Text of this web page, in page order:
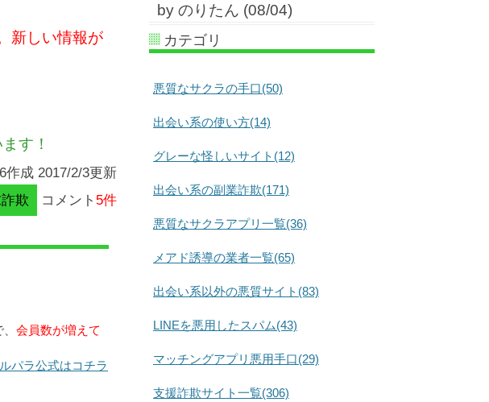
新しい情報が
す！
作成 2017/2/3更新
欺
コメント 5件
会員数が増えて
パラ公式はコチラ
by のりたん (08/04)
カテゴリ
悪質なサクラの手口(50)
出会い系の使い方(14)
グレーな怪しいサイト(12)
出会い系の副業詐欺(171)
悪質なサクラアプリ一覧(36)
メアド誘導の業者一覧(65)
出会い系以外の悪質サイト(83)
LINEを悪用したスパム(43)
マッチングアプリ悪用手口(29)
支援詐欺サイト一覧(306)